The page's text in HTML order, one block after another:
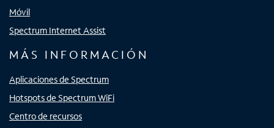
Móvil
Spectrum Internet Assist
MÁS INFORMACIÓN
Aplicaciones de Spectrum
Hotspots de Spectrum WiFi
Centro de recursos